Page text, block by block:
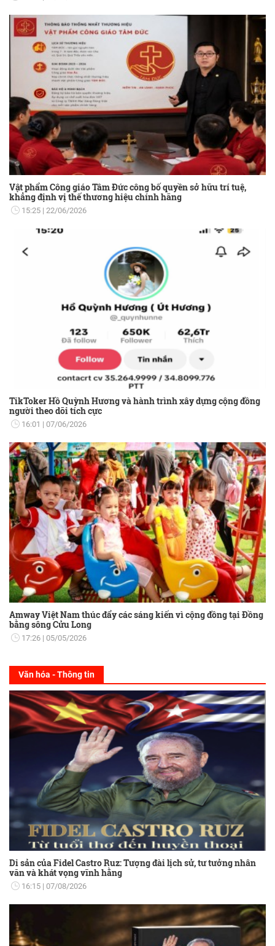
Vật phẩm Công giáo Tâm Đức công bố quyền sở hữu trí tuệ,
khẳng định vị thế thương hiệu chính hãng
15:25 22/06/2026
TikToker Hồ Quỳnh Hương và hành trình xây dựng cộng đồng
người theo dõi tích cực
16:01 07/06/2026
Amway Việt Nam thúc đẩy các sáng kiến vì cộng đồng tại Đồng
bằng sông Cửu Long
17:26 05/05/2026
Văn hóa - Thông tin
Di sản của Fidel Castro Ruz: Tượng đài lịch sử, tư tưởng nhân
văn và khát vọng vĩnh hằng
16:15 07/08/2026